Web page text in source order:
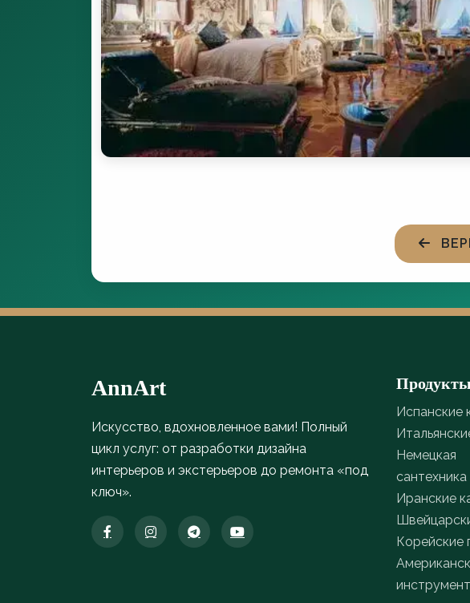
AnnArt
Искусство, вдохновленное вами! Полный
цикл услуг: от разработки дизайна
интерьеров и экстерьеров до ремонта «под
ключ».
Продукты
Испанские
Немецкая
сантехника
Иранские
Корейские